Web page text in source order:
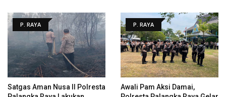
P. RAYA
Satgas Aman Nusa II Polresta
P. RAYA
Awali Pam Aksi Damai,